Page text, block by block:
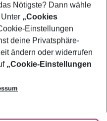
Nötigste? Dann wähle
Unter „Cookies
Einstellungen
deine Privatsphäre-
ändern oder widerrufen
„Cookie-Einstellungen